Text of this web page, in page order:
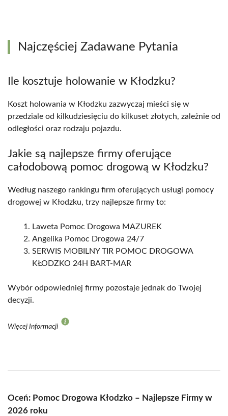
Najczęściej Zadawane Pytania
Ile kosztuje holowanie w Kłodzku?
Koszt holowania w Kłodzku zazwyczaj mieści się w
przedziale od kilkudziesięciu do kilkuset złotych, zależnie od
odległości oraz rodzaju pojazdu.
Jakie są najlepsze firmy oferujące
całodobową pomoc drogową w Kłodzku?
Według naszego rankingu firm oferujących usługi pomocy
drogowej w Kłodzku, trzy najlepsze firmy to:
Laweta Pomoc Drogowa MAZUREK
Angelika Pomoc Drogowa 24/7
SERWIS MOBILNY TIR POMOC DROGOWA
KŁODZKO 24H BART-MAR
Wybór odpowiedniej firmy pozostaje jednak do Twojej
decyzji.
Więcej Informacji
Oceń: Pomoc Drogowa Kłodzko – Najlepsze Firmy w
2026 roku